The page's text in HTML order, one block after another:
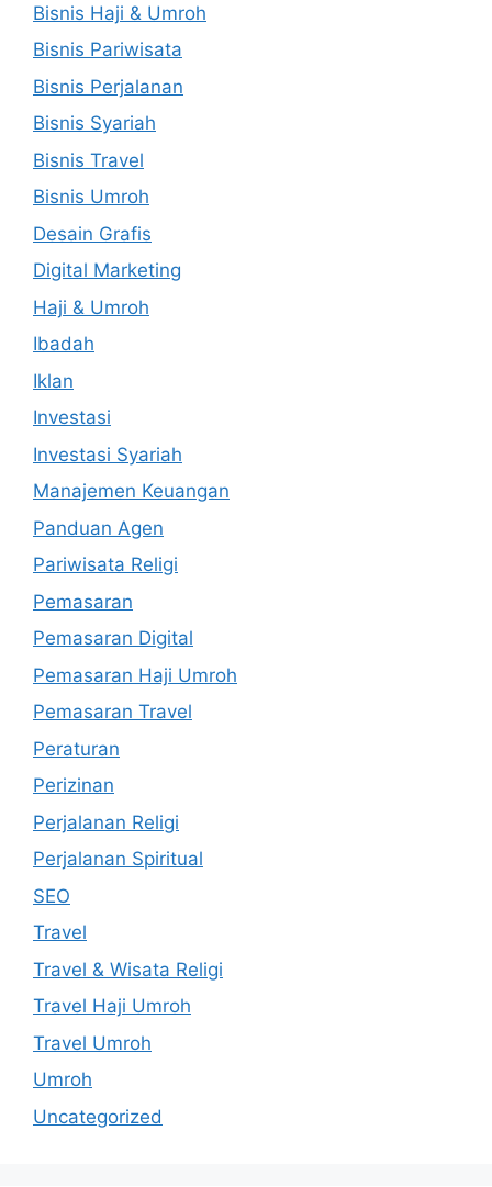
Bisnis Haji & Umroh
Bisnis Pariwisata
Bisnis Perjalanan
Bisnis Syariah
Bisnis Travel
Bisnis Umroh
Desain Grafis
Digital Marketing
Haji & Umroh
Ibadah
Iklan
Investasi
Investasi Syariah
Manajemen Keuangan
Panduan Agen
Pariwisata Religi
Pemasaran
Pemasaran Digital
Pemasaran Haji Umroh
Pemasaran Travel
Peraturan
Perizinan
Perjalanan Religi
Perjalanan Spiritual
SEO
Travel
Travel & Wisata Religi
Travel Haji Umroh
Travel Umroh
Umroh
Uncategorized